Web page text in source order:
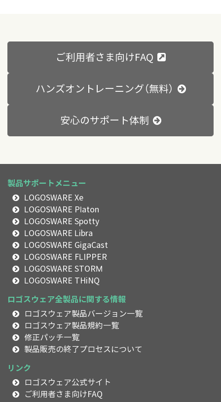
ご利用者さま向けFAQ
ハンズオントレーニング（無料）
安心のサポート体制
製品サポートメニュー
LOGOSWARE Xe
LOGOSWARE Platon
LOGOSWARE Spotty
LOGOSWARE Libra
LOGOSWARE GigaCast
LOGOSWARE FLIPPER
LOGOSWARE STORM
LOGOSWARE THiNQ
ロゴスウェア全製品に関する情報
ロゴスウェア製品バージョン一覧
ロゴスウェア製品規約一覧
修正パッチ一覧
製品販売の終了プロセスについて
リンク
ロゴスウェア公式サイト
ご利用者さま向けFAQ